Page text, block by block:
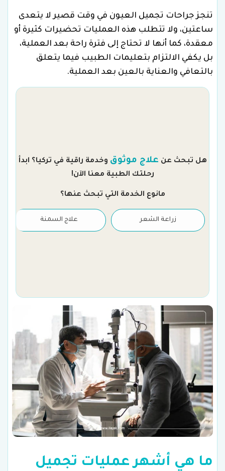
تنجز جراحات تجميل العيون في وقت قصير لا يتعدى
ساعتين، ولا تتطلب هذه العمليات تحضيرات كثيرة أو
معقدة، كما أنها لا تحتاج إلى فترة راحة بعد العملية،
بل يكفي الالتزام بتعليمات الطبيب فيما يتعلق
بالتعافي والعناية بالعين بعد العملية.
هل تبحث عن علاج موثوق وخدمة راقية في تركيا؟ ابدأ
رحلتك الطبية معنا الآن!
مانوع الخدمة التي تبحث عنها؟
زراعة الشعر علاج السمنة
ما هي أشهر عمليات تجميل